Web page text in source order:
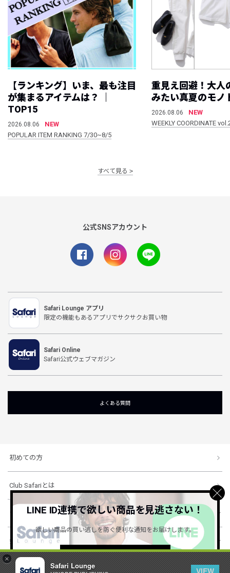
×
Safari Lounge
VIEW
【ランキング】いま、最も注目
が集まるアイテムは？ ｜
TOP15
2026.08.06
NEW
POPULAR ITEM RANKING 7/30~8/5
重見え回避！大人
みたい真夏のモノ
2026.08.06
NEW
WEEKLY COORDINATE
すべて見る
公式SNSアカウント
Safari Lounge アプリ
限定の機能もあるアプリでサクサクお買い物
Safari Online
Safari公式ウェブマガジン
よくある質問
初めての方
Club Safariとは
ショッピングガイド
会社概要・規約
LINE ID連携で欲しい商品を見逃さない！
欲しい商品の買い逃しを防ぐ便利な通知をお届けします。
詳しくはこちら ＞